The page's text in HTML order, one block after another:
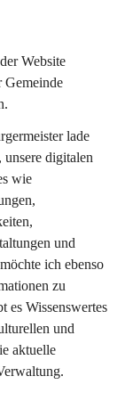
Website
Gemeinde
lade
unsere digitalen
wie
und
ich ebenso
zu
es Wissenswertes
und
aktuelle